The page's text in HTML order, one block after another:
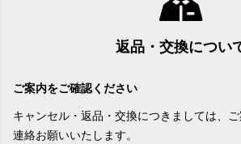
返品・交換につい
ご案内をご確認ください
キャンセル・返品・交換につきましては、
連絡お願いいたします。